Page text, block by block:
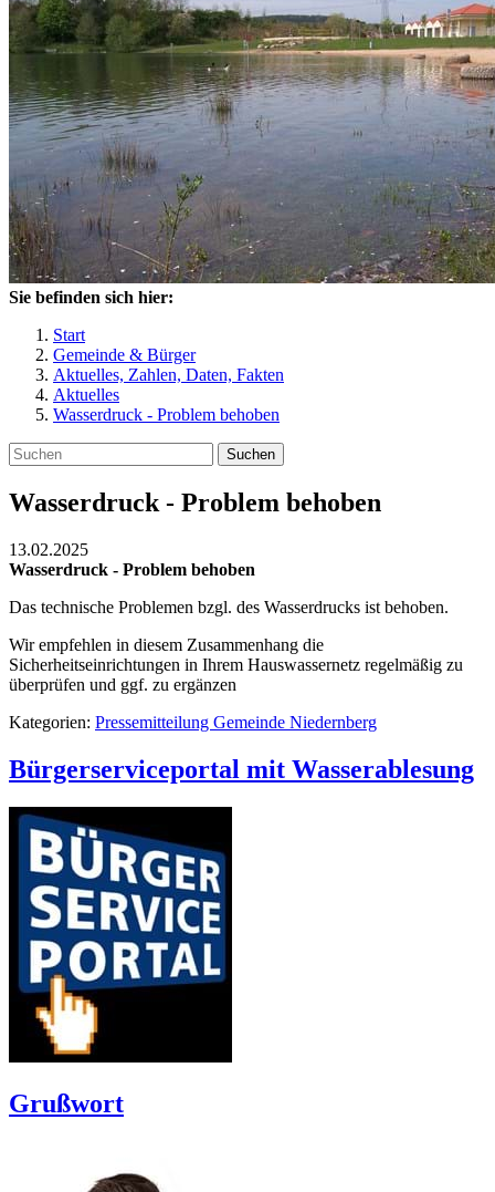
Sie befinden sich hier:
Start
Gemeinde & Bürger
Aktuelles, Zahlen, Daten, Fakten
Aktuelles
Wasserdruck - Problem behoben
Suchen
Wasserdruck - Problem behoben
13.02.2025
Wasserdruck - Problem behoben
Das technische Problemen bzgl. des Wasserdrucks ist behoben.
Wir empfehlen in diesem Zusammenhang die
Sicherheitseinrichtungen in Ihrem Hauswassernetz regelmäßig zu
überprüfen und ggf. zu ergänzen
Kategorien: Pressemitteilung Gemeinde Niedernberg
Bürgerserviceportal mit Wasserablesung
Grußwort